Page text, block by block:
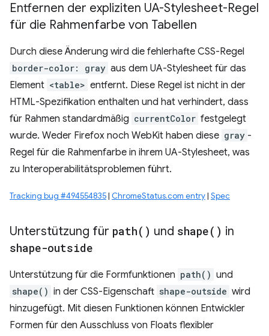
Entfernen der expliziten UA-Stylesheet-Regel
für die Rahmenfarbe von Tabellen
Durch diese Änderung wird die fehlerhafte CSS-Regel
border-color: gray aus dem UA-Stylesheet für das
Element <table> entfernt. Diese Regel ist nicht in der
HTML-Spezifikation enthalten und hat verhindert, dass
für Rahmen standardmäßig currentColor festgelegt
wurde. Weder Firefox noch WebKit haben diese gray -
Regel für die Rahmenfarbe in ihrem UA-Stylesheet, was
zu Interoperabilitätsproblemen führt.
Tracking bug #494554835| ChromeStatus.com entry| Spec
Unterstützung für path( ) und shape( ) in
shape-outside
Unterstützung für die Formfunktionen path() und
shape() in der CSS-Eigenschaft shape-outside wird
hinzugefügt. Mit diesen Funktionen können Entwickler
Formen für den Ausschluss von Floats flexibler